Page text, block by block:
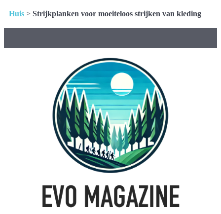
Huis > Strijkplanken voor moeiteloos strijken van kleding